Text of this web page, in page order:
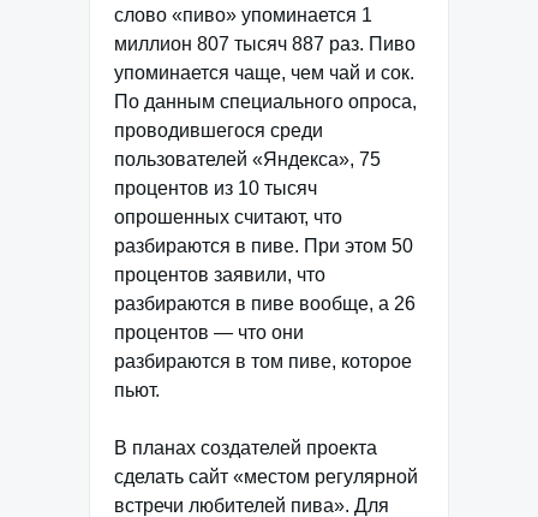
слово «пиво» упоминается 1
миллион 807 тысяч 887 раз. Пиво
упоминается чаще, чем чай и сок.
По данным специального опроса,
проводившегося среди
пользователей «Яндекса», 75
процентов из 10 тысяч
опрошенных считают, что
разбираются в пиве. При этом 50
процентов заявили, что
разбираются в пиве вообще, а 26
процентов — что они
разбираются в том пиве, которое
пьют.
В планах создателей проекта
сделать сайт «местом регулярной
встречи любителей пива». Для